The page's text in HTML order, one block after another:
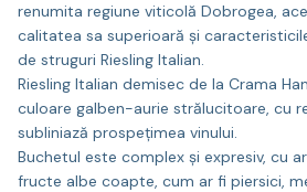
renumita regiune viticolă Dobrogea,
calitatea sa superioară și
de struguri Riesling Italian.
Riesling Italian demisec de la Crama
culoare galben-aurie strălucitoare, cu
subliniază prospețimea vinului.
Buchetul este complex și expresiv, cu
fructe albe coapte, cum ar fi piersici,